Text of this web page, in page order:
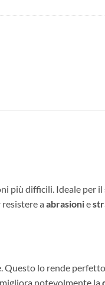
più difficili. Ideale per il
a abrasionie
Questo lo rende
migliora notevolmente la